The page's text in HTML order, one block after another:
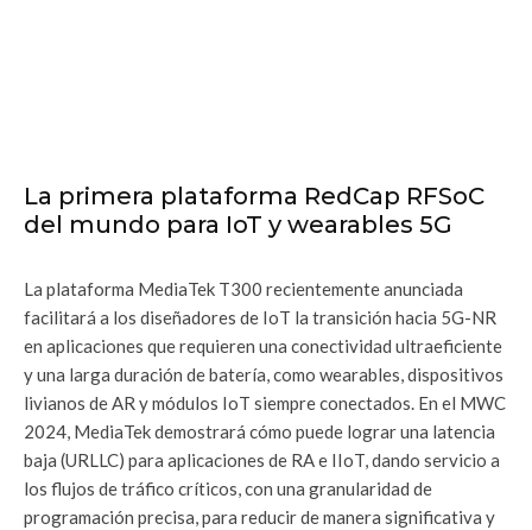
La primera plataforma RedCap RFSoC
del mundo para IoT y wearables 5G
La plataforma MediaTek T300 recientemente anunciada
facilitará a los diseñadores de IoT la transición hacia 5G-NR
en aplicaciones que requieren una conectividad ultraeficiente
y una larga duración de batería, como wearables, dispositivos
livianos de AR y módulos IoT siempre conectados. En el MWC
2024, MediaTek demostrará cómo puede lograr una latencia
baja (URLLC) para aplicaciones de RA e IIoT, dando servicio a
los flujos de tráfico críticos, con una granularidad de
programación precisa, para reducir de manera significativa y